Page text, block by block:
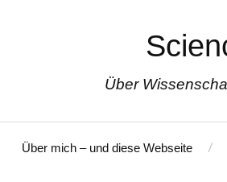
Über
Über mich – und diese Webseite